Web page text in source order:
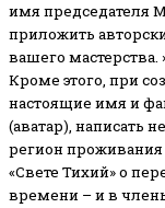
имя председателя
приложить
вашего мастерства.
Кроме этого, при
настоящие имя и
(аватар), написать
регион
«Свете Тихий» о
времени – и в